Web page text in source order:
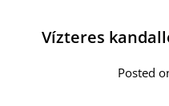
Vízteres
Posted